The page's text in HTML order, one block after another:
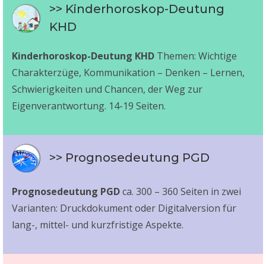
>> Kinderhoroskop-Deutung
KHD
Kinderhoroskop-Deutung KHD Themen: Wichtige
Charakterzüge, Kommunikation – Denken – Lernen,
Schwierigkeiten und Chancen, der Weg zur
Eigenverantwortung. 14-19 Seiten.
>> Prognosedeutung PGD
Prognosedeutung PGDca. 300 – 360 Seiten in zwei
Varianten: Druckdokument oder Digitalversion für
lang-, mittel- und kurzfristige Aspekte.